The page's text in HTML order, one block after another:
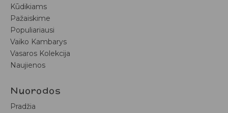
Kūdikiams
Pažaiskime
Populiariausi
Vaiko Kambarys
Vasaros Kolekcija
Naujienos
Nuorodos
Pradžia